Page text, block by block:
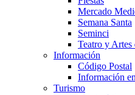
Mercado
Semana Santa
Seminci
Teatro y Artes
Información
Código Postal
Información
Turismo